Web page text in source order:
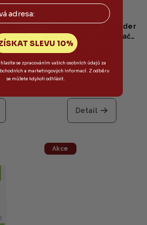
-
ETUDE HOUSE - Wonder
Pore Cream - Hydratační
gelový krém na ucpané
346 Kč
403 Kč (–14 %)
Vyprodáno
Detail
Akce
SLEVU 10%
se zpracováním vašich osobních údajů za
a marketingových informací. Z odběru
se můžete kdykoli odhlásit.